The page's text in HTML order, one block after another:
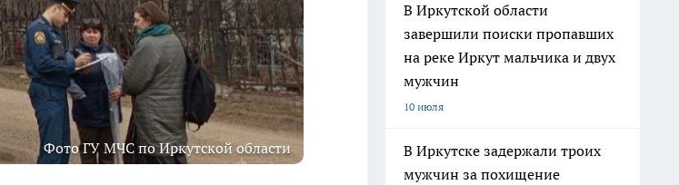
Фото ГУ МЧС по Иркутской области
В Иркутской области
завершили поиски пропавших
на реке Иркут мальчика и двух
мужчин
10 июля
В Иркутске задержали троих
мужчин за похищение